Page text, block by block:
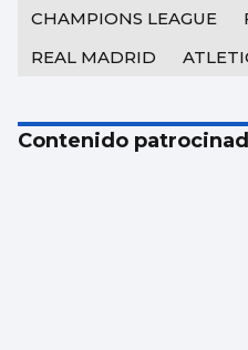
CHAMPIONS LEAGUE
REAL MADRID
Contenido